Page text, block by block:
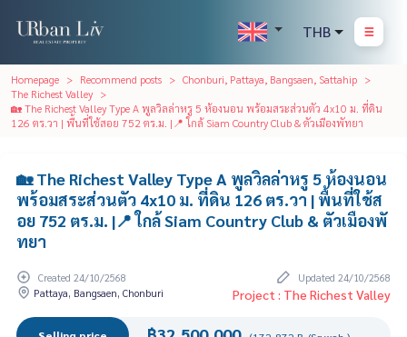
THB
Homepage Recommend posts
Chonburi, Pattaya, Bangsaen, Sattahip
The Richest Valley
🏡 The Richest Valley Type A พูลวิลล่าหรู 5 ห้องนอน พร้อมสระส่วนตัว 4x10 ม. ที่ดิน
126 ตร.วา | พื้นที่ใช้สอย 752 ตร.ม. |📍 ใกล้ Siam Country Club & ตัวเมืองพัทยา
🏡 The Richest Valley Type A พูลวิลล่าหรู 5 ห้องนอน
พร้อมสระส่วนตัว 4x10 ม. ที่ดิน 126 ตร.วา | พื้นที่ใช้ส
อย 752 ตร.ม. |📍 ใกล้ Siam Country Club & ตัวเมืองพั
ทยา
Created 24/10/2568
Updated 24/10/2568
Pattaya, Bangsaen, Chonburi
Project : The Richest Valley